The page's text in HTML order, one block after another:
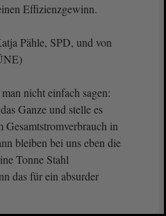
Effizienzgewinn.
Pähle, SPD, und von
nicht einfach sagen:
Ganze und stelle es
in
bleiben bei uns eben die
Tonne Stahl
das für ein absurder